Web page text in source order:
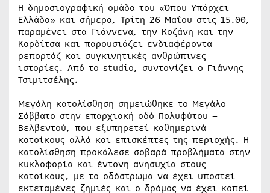
Η δημοσιογραφική ομάδα του «Όπου Υπάρχει
Ελλάδα» και σήμερα, Τρίτη 26 Μαΐου στις 15.00,
παραμένει στα Γιάννενα, την Κοζάνη και την
Καρδίτσα και παρουσιάζει ενδιαφέροντα
ρεπορτάζ και συγκινητικές ανθρώπινες
ιστορίες. Από το studio, συντονίζει ο Γιάννης
Τσιμιτσέλης.
Μεγάλη κατολίσθηση σημειώθηκε το Μεγάλο
Σάββατο στην επαρχιακή οδό Πολυφύτου –
Βελβεντού, που εξυπηρετεί καθημερινά
κατοίκους αλλά και επισκέπτες της περιοχής. Η
κατολίσθηση προκάλεσε σοβαρά προβλήματα στην
κυκλοφορία και έντονη ανησυχία στους
κατοίκους, με το οδόστρωμα να έχει υποστεί
εκτεταμένες ζημιές και ο δρόμος να έχει κοπεί